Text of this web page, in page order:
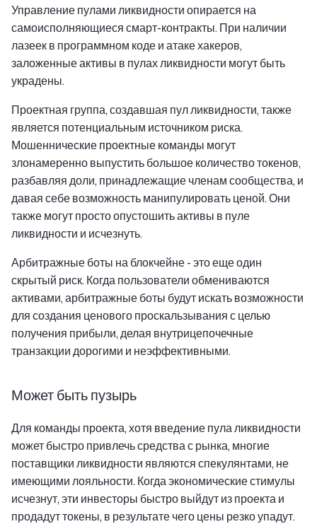
Управление пулами ликвидности опирается на
самоисполняющиеся смарт-контракты. При наличии
лазеек в программном коде и атаке хакеров,
заложенные активы в пулах ликвидности могут быть
украдены.
Проектная группа, создавшая пул ликвидности, также
является потенциальным источником риска.
Мошеннические проектные команды могут
злонамеренно выпустить большое количество токенов,
разбавляя доли, принадлежащие членам сообщества, и
давая себе возможность манипулировать ценой. Они
также могут просто опустошить активы в пуле
ликвидности и исчезнуть.
Арбитражные боты на блокчейне - это еще один
скрытый риск. Когда пользователи обмениваются
активами, арбитражные боты будут искать возможности
для создания ценового проскальзывания с целью
получения прибыли, делая внутрицепочечные
транзакции дорогими и неэффективными.
Может быть пузырь
Для команды проекта, хотя введение пула ликвидности
может быстро привлечь средства с рынка, многие
поставщики ликвидности являются спекулянтами, не
имеющими лояльности. Когда экономические стимулы
исчезнут, эти инвесторы быстро выйдут из проекта и
продадут токены, в результате чего цены резко упадут.